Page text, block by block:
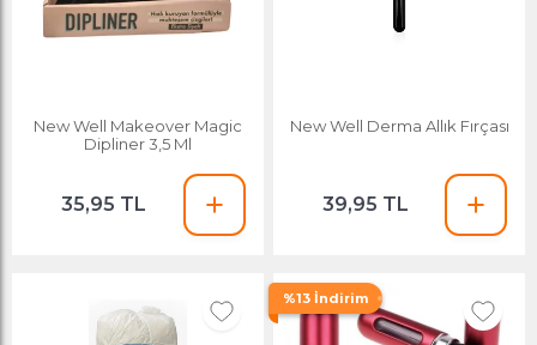
New Well Makeover Magic
Dipliner 3,5 Ml
35,95 TL
New Well Derma Allık Fırçası
39,95 TL
%13 İndirim